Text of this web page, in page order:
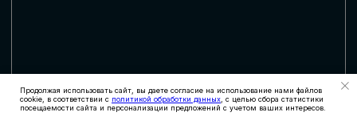
Продолжая использовать сайт, вы даете согласие на использование нами файлов
cookie, в соответствии с политикой обработки данных , с целью сбора статистики
посещаемости сайта и персонализации предложений с учетом ваших интересов.